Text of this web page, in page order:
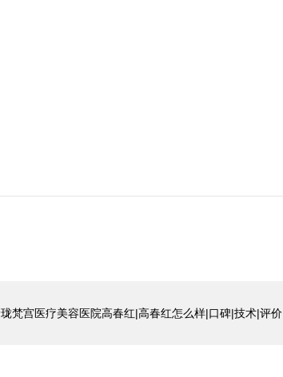
梵宫医疗美容医院高春红|高春红怎么样|口碑|技术|评价